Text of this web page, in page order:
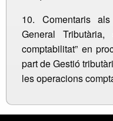
10. Comentaris
General
comptabilitat” en
part de Gestió
les operacions